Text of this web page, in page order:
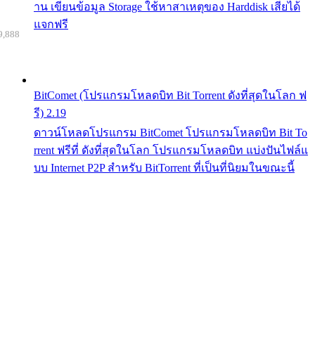
าน เขียนข้อมูล Storage ใช้หาสาเหตุของ Harddisk เสียได้
แจกฟรี
BitComet (โปรแกรมโหลดบิท Bit Torrent ดังที่สุดในโลก ฟ
รี) 2.19
ดาวน์โหลดโปรแกรม BitComet โปรแกรมโหลดบิท Bit To
rrent ฟรีที่ ดังที่สุดในโลก โปรแกรมโหลดบิท แบ่งปันไฟล์แ
บบ Internet P2P สำหรับ BitTorrent ที่เป็นที่นิยมในขณะนี้